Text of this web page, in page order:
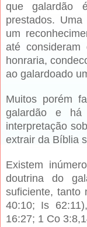
que galardão
prestados.
um
até
honraria,
ao galardoado
Muitos porém
galardão e há
interpretação
extrair da Bíblia
Existem
doutrina do
suficiente, tanto
40:10; Is
16:27; 1 Co